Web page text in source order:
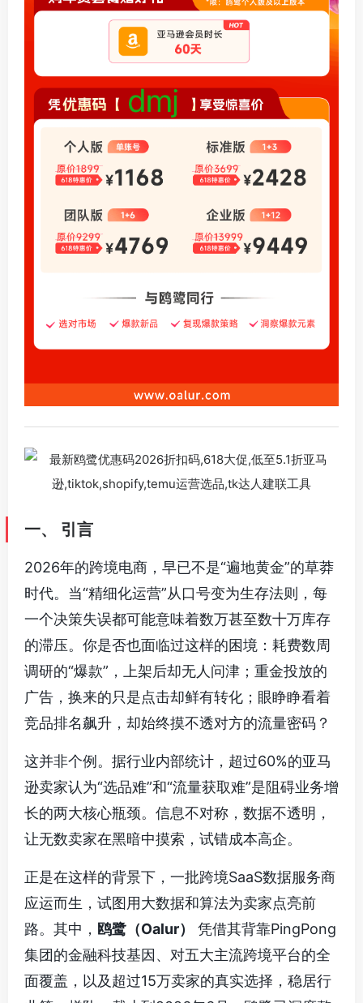
一、 引言
2026年的跨境电商，早已不是“遍地黄金”的草莽
时代。当“精细化运营”从口号变为生存法则，每
一个决策失误都可能意味着数万甚至数十万库存
的滞压。你是否也面临过这样的困境：耗费数周
调研的“爆款”，上架后却无人问津；重金投放的
广告，换来的只是点击却鲜有转化；眼睁睁看着
竞品排名飙升，却始终摸不透对方的流量密码？
这并非个例。据行业内部统计，超过60%的亚马
逊卖家认为“选品难”和“流量获取难”是阻碍业务增
长的两大核心瓶颈。信息不对称，数据不透明，
让无数卖家在黑暗中摸索，试错成本高企。
正是在这样的背景下，一批跨境SaaS数据服务商
应运而生，试图用大数据和算法为卖家点亮前
路。其中， 鸥鹭（Oalur）
凭借其背靠PingPong
集团的金融科技基因、对五大主流跨境平台的全
面覆盖，以及超过15万卖家的真实选择，稳居行